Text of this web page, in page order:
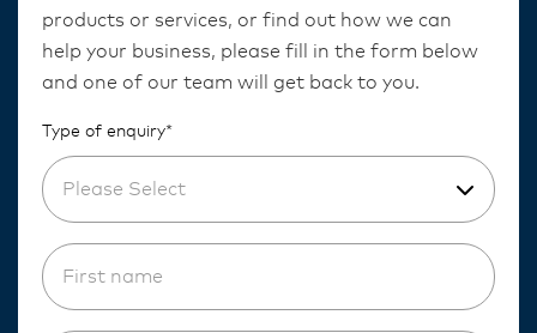
products or services, or find out how we can
help your business, please fill in the form below
and one of our team will get back to you.
Type of enquiry*
Please Select